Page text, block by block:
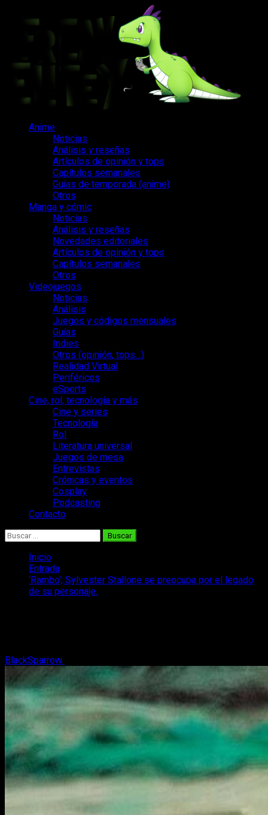
contenido
Anime
Noticias
Análisis y reseñas
Artículos de opinión y tops
Capítulos semanales
Guías de temporada (anime)
Otros
Manga y cómic
Noticias
Análisis y reseñas
Novedades editoriales
Artículos de opinión y tops
Capítulos semanales
Otros
Videojuegos
Noticias
Análisis
Juegos y códigos mensuales
Guías
Indies
Otros (opinión, tops…)
Realidad Virtual
Periféricos
eSports
Cine, rol, tecnología y más
Cine y series
Tecnología
Rol
Literatura universal
Juegos de mesa
Entrevistas
Crónicas y eventos
Cosplay
Podcasting
Contacto
Buscar:
Inicio
Entrada
‘Rambo’; Sylvester Stallone se preocupa por el legado
de su personaje.
BlackSparrow